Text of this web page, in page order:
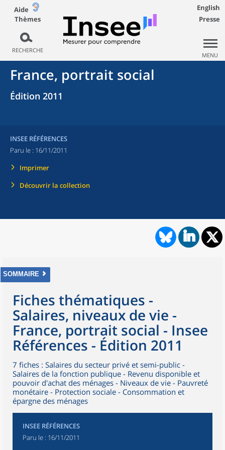
Aide
Thèmes
RECHERCHE
English
Presse
MENU
France, portrait social
Édition 2011
INSEE RÉFÉRENCES
Paru le : 16/11/2011
Imprimer
Découvrir la collection
SOMMAIRE
Fiches thématiques -
Salaires, niveaux de vie -
France, portrait social - Insee
Références - Édition 2011
7 fiches : Salaires du secteur privé et semi-public -
Salaires de la fonction publique - Revenu disponible et
pouvoir d'achat des ménages - Niveaux de vie - Pauvreté
monétaire - Protection sociale - Consommation et
épargne des ménages
INSEE RÉFÉRENCES
Paru le : 16/11/2011